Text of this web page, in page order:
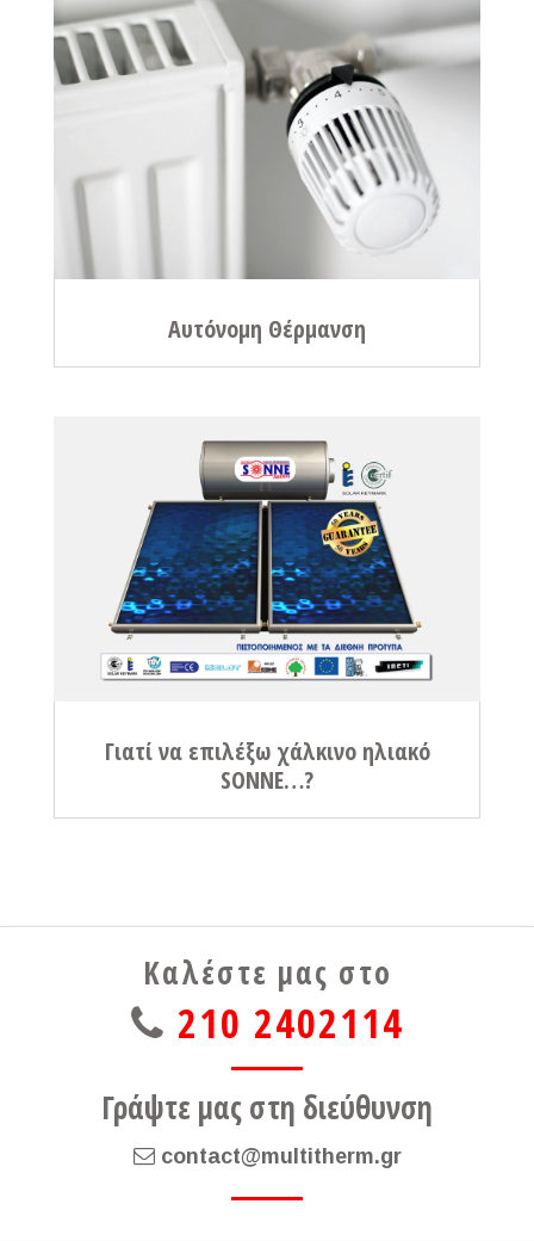
Αυτόνομη Θέρμανση
Γιατί να επιλέξω χάλκινο ηλιακό
SONNE…?
Καλέστε μας στο
210 2402114
Γράψτε μας στη διεύθυνση
contact@multitherm.gr